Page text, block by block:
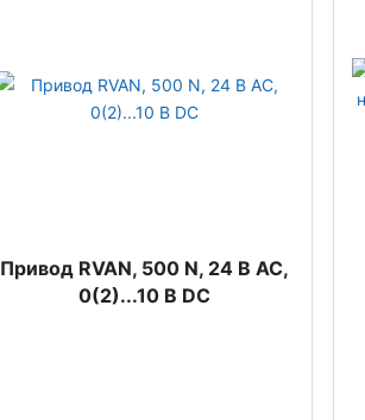
Привод RVAN, 500 N, 24 В AC,
0(2)...10 В DC